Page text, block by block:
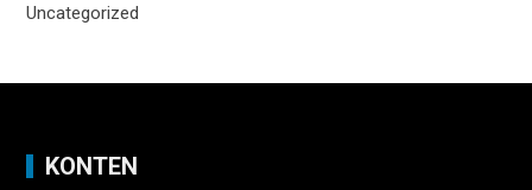
Uncategorized
KONTEN